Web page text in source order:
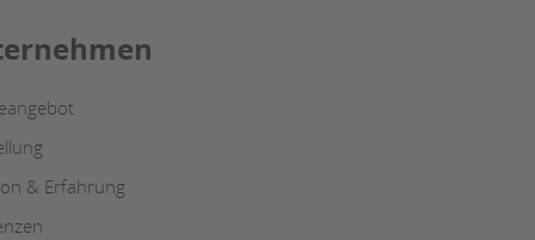
& Erfahrung